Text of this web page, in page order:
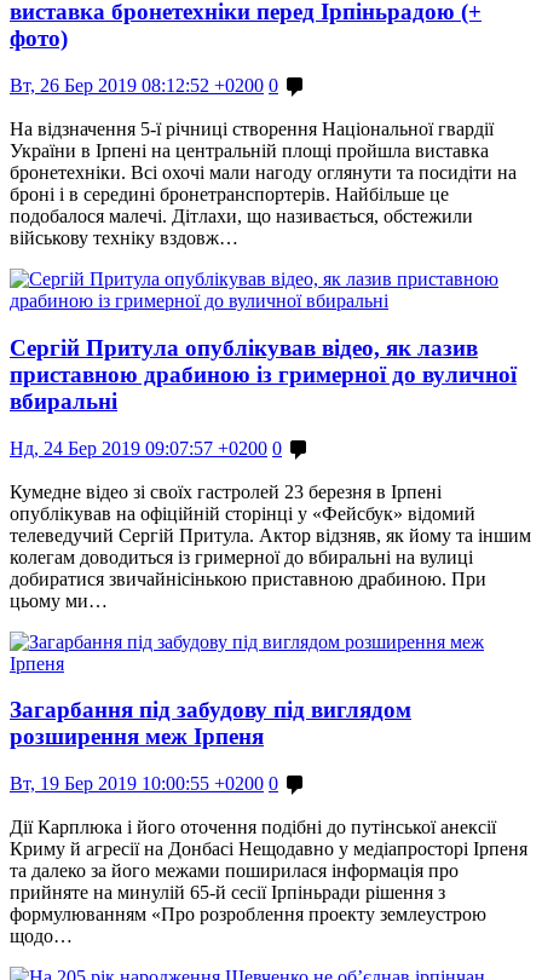
виставка бронетехніки перед Ірпіньрадою (+
фото)
Вт, 26 Бер 2019 08:12:52 +0200 0
На відзначення 5-ї річниці створення Національної гвардії
України в Ірпені на центральній площі пройшла виставка
бронетехніки. Всі охочі мали нагоду оглянути та посидіти на
броні і в середині бронетранспортерів. Найбільше це
подобалося малечі. Дітлахи, що називається, обстежили
військову техніку вздовж…
Сергій Притула опублікував відео, як лазив
приставною драбиною із гримерної до вуличної
вбиральні
Нд, 24 Бер 2019 09:07:57 +0200 0
Кумедне відео зі своїх гастролей 23 березня в Ірпені
опублікував на офіційній сторінці у «Фейсбук» відомий
телеведучий Сергій Притула. Актор відзняв, як йому та іншим
колегам доводиться із гримерної до вбиральні на вулиці
добиратися звичайнісінькою приставною драбиною. При
цьому ми…
Загарбання під забудову під виглядом
розширення меж Ірпеня
Вт, 19 Бер 2019 10:00:55 +0200 0
Дії Карплюка і його оточення подібні до путінської анексії
Криму й агресії на Донбасі Нещодавно у медіапросторі Ірпеня
та далеко за його межами поширилася інформація про
прийняте на минулій 65-й сесії Ірпіньради рішення з
формулюванням «Про розроблення проекту землеустрою
щодо…